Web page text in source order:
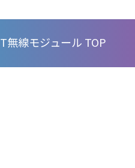
無線モジュール TOP